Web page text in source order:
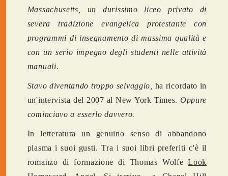
Massachusetts, un durissimo liceo privato di
severa tradizione evangelica protestante con
programmi di insegnamento di massima qualità e
con un serio impegno degli studenti nelle attività
manuali.
Stavo diventando troppo selvaggio, ha ricordato in
un'intervista del 2007 al New York Times. Oppure
cominciavo a esserlo davvero.
In letteratura un genuino senso di abbandono
plasma i suoi gusti. Tra i suoi libri preferiti c'è il
romanzo di formazione di Thomas WolfeLook